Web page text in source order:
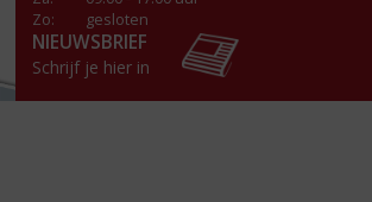
Zo:
gesloten
NIEUWSBRIEF
Schrijf je hier in